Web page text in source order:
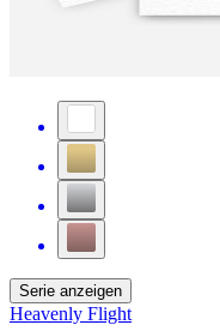
Serie anzeigen
Heavenly Flight